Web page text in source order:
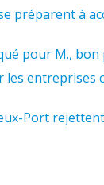
préparent à
pour M.,
les entreprises
Port